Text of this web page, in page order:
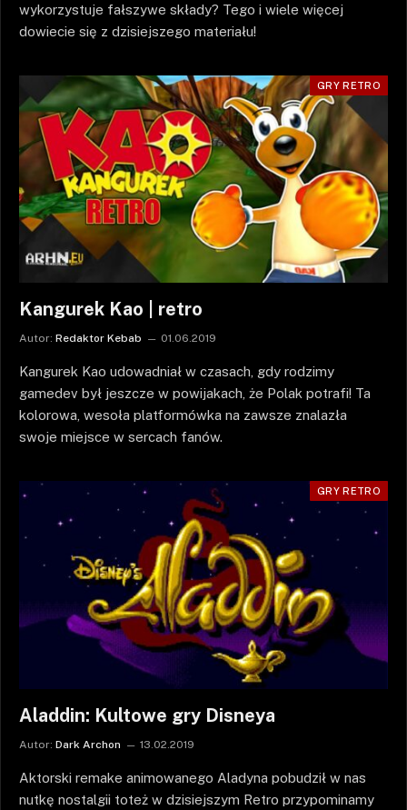
wykorzystuje fałszywe składy? Tego i wiele więcej
dowiecie się z dzisiejszego materiału!
GRY RETRO
Kangurek Kao | retro
Autor: Redaktor Kebab 01.06.2019
Kangurek Kao udowadniał w czasach, gdy rodzimy
gamedev był jeszcze w powijakach, że Polak potrafi! Ta
kolorowa, wesoła platformówka na zawsze znalazła
swoje miejsce w sercach fanów.
GRY RETRO
Aladdin: Kultowe gry Disneya
Autor: Dark Archon 13.02.2019
Aktorski remake animowanego Aladyna pobudził w nas
nutkę nostalgii toteż w dzisiejszym Retro przypominamy